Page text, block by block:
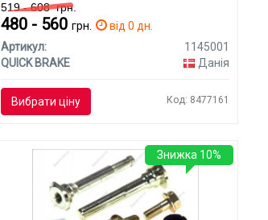
519 - 608грн.
480 - 560грн.
від 0 дн.
Артикул:
1145001
QUICK BRAKE
Данія
Вибрати ціну Код: 8477161
Знижка 10%